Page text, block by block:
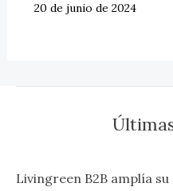
20 de junio de 2024
Livingreen B2B amplía